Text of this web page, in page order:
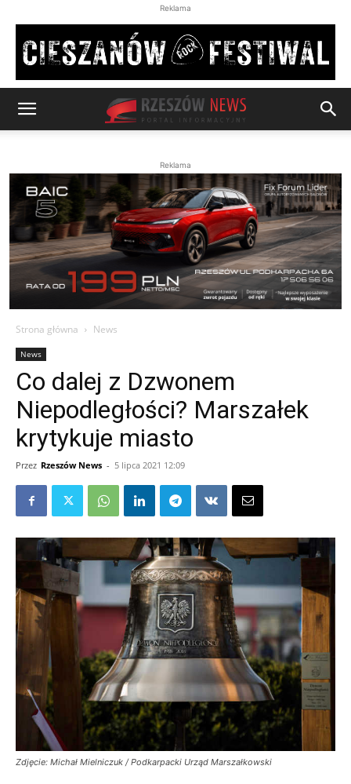
Reklama
Reklama
Strona główna News
News
Co dalej z Dzwonem
Niepodległości? Marszałek
krytykuje miasto
Przez Rzeszów News - 5 lipca 2021 12:09
Zdjęcie: Michał Mielniczuk / Podkarpacki Urząd Marszałkowski